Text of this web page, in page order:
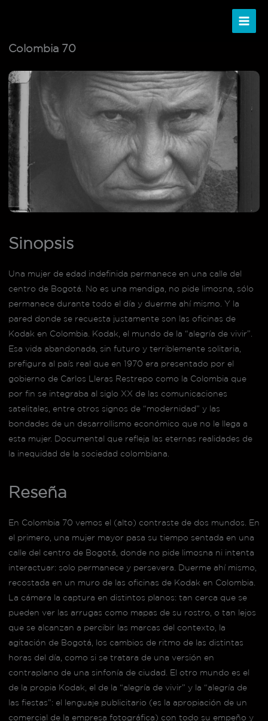
Colombia 70
Sinopsis
Una mujer de edad indefinida permanece en una calle del
centro de Bogotá. No es una mendiga, no pide limosna, sólo
permanece durante todo el día y duerme ahí mismo. Y la
pared donde se recuesta justamente son las oficinas de
Kodak en Colombia. Kodak, el mundo de la “alegría de vivir”.
Esa vida abandonada, sin futuro y terriblemente solitaria,
prefigura al país real que en 1970 era presentado por el
gobierno de Carlos Lleras Restrepo como la Colombia que
por fin se integraba al siglo XX de las comunicaciones
satelitales, entre otros signos de “modernidad” y las
bondades de un desarrollismo económico que no le llega a
esta mujer. Documental que refleja las eternas realidades de
la inequidad de la sociedad colombiana.
Reseña
En Colombia 70 vemos el (alto) contraste de dos mundos. En
el primero, una mujer mayor pasa su tiempo sentada en una
calle del centro de Bogotá, donde no pide limosna ni intenta
interactuar: solo permanece y persevera. Duerme ahí mismo,
recostada en un muro de las oficinas de Kodak en Colombia.
La cámara la captura en distintos planos: tan cerca que se
pueden ver las arrugas como mapas de su rostro, o tan lejos
que se alcanzan a percibir las marcas del contexto, la
agitación de Bogotá, los cambios de ritmo de las distintas
horas del día, como si se tratara de una versión en
contraplano de una sinfonía de ciudad. El otro mundo es el
de la propia Kodak, el de la “alegría de vivir” y la “alegría de
las fiestas”: el lenguaje publicitario (es la apropiación de un
comercial de la empresa fotográfica) con todo su empeño y